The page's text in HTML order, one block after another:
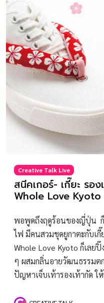
Creative Talk Live
สนีคเกอร์- เกี๊ยะ รอ
Whole Love Kyoto
พอพูดถึงฤดูร้อนของญี่ปุ่น ก็
ไฟ มีคนสวมชุดยูกาตะกับเ
Whole Love Kyoto ก็เลยปิ๊
ๆ ผสมกลิ่นอายวัฒนธรรมต
ปัญหาเจ็บเท้ารองเท้ากัด ให้